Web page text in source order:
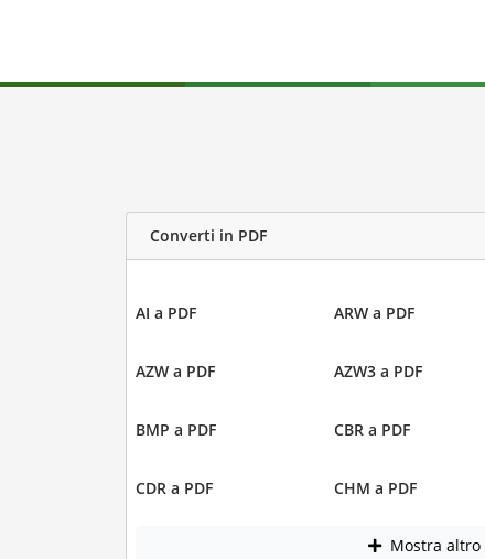
Converti in PDF
AI a PDF ARW a PDF
AZW a PDF AZW3 a PDF
BMP a PDF CBR a PDF
CDR a PDF CHM a PDF
Mostra altro